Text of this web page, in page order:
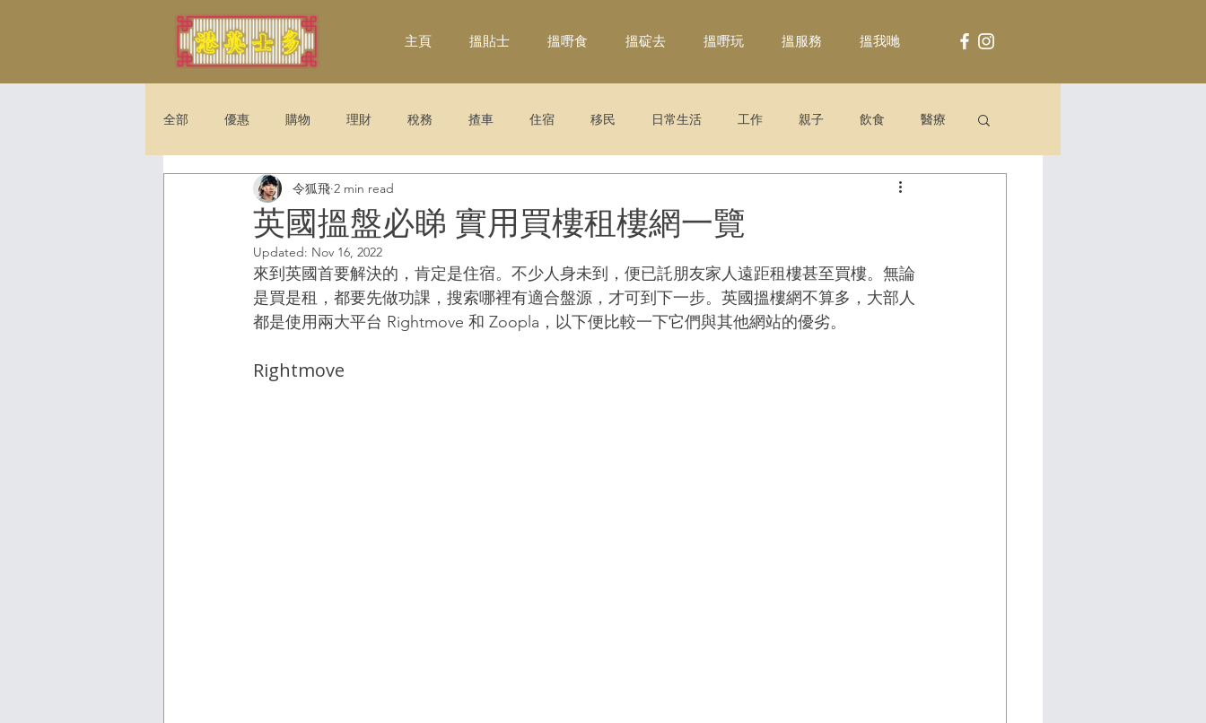
主頁 搵貼士 搵嘢食 搵碇去 搵嘢玩 搵服務 搵我哋
全部 優惠 購物 理財 稅務 揸車 住宿 移民 日常生活 工作 親子 飲食 醫療
娛樂 旅遊
英國搵盤必睇 實用買樓租樓網一覽
令狐飛 2 min read
Updated: Nov 16, 2022
來到英國首要解決的，肯定是住宿。不少人身未到，便已託朋友家人遠距租樓甚至買樓。無論
是買是租，都要先做功課，搜索哪裡有適合盤源，才可到下一步。英國搵樓網不算多，大部人
都是使用兩大平台 Rightmove 和 Zoopla，以下便比較一下它們與其他網站的優劣。
Rightmove